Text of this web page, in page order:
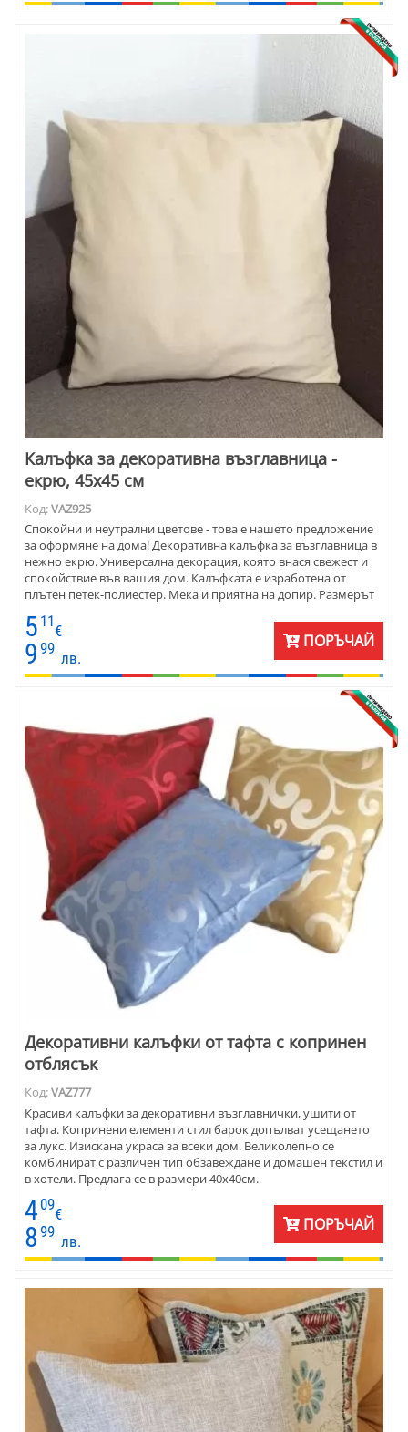
Калъфка за декоративна възглавница -
екрю, 45х45 см
Код:VAZ925
Спокойни и неутрални цветове - това е нашето предложение
за оформяне на дома! Декоративна калъфка за възглавница в
нежно екрю. Универсална декорация, която внася свежест и
спокойствие във вашия дом. Калъфката е изработена от
плътен петек-полиестер. Мека и приятна на допир. Размерът
5 11
€
9 99
лв.
ПОРЪЧАЙ
Декоративни калъфки от тафта с копринен
отблясък
Код:VAZ777
Красиви калъфки за декоративни възглавнички, ушити от
тафта. Копринени елементи стил барок допълват усещането
за лукс. Изискана украса за всеки дом. Великолепно се
комбинират с различен тип обзавеждане и домашен текстил и
в хотели. Предлага се в размери 40х40см.
4 09
€
8 99
лв.
ПОРЪЧАЙ